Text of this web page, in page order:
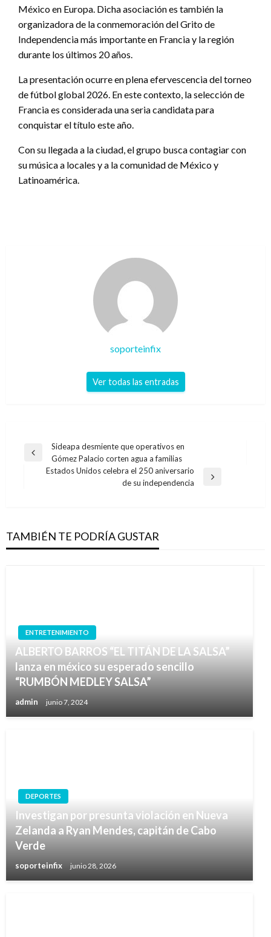
México en Europa. Dicha asociación es también la
organizadora de la conmemoración del Grito de
Independencia más importante en Francia y la región
durante los últimos 20 años.
La presentación ocurre en plena efervescencia del torneo
de fútbol global 2026. En este contexto, la selección de
Francia es considerada una seria candidata para
conquistar el título este año.
Con su llegada a la ciudad, el grupo busca contagiar con
su música a locales y a la comunidad de México y
Latinoamérica.
soporteinfix
Ver todas las entradas
Navegación
Entrada
anterior
Sideapa desmiente que operativos en
Gómez Palacio corten agua a familias
Estados Unidos celebra el 250 aniversario
de su independencia
TAMBIÉN TE PODRÍA GUSTAR
ENTRETENIMIENTO
ALBERTO BARROS “EL TITÁN DE LA SALSA”
lanza en méxico su esperado sencillo
“RUMBÓN MEDLEY SALSA”
admin junio 7, 2024
DEPORTES
Investigan por presunta violación en Nueva
Zelanda a Ryan Mendes, capitán de Cabo
Verde
soporteinfix junio 28, 2026